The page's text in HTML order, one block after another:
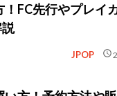
！FC先行やプレイ
JPOP schedule